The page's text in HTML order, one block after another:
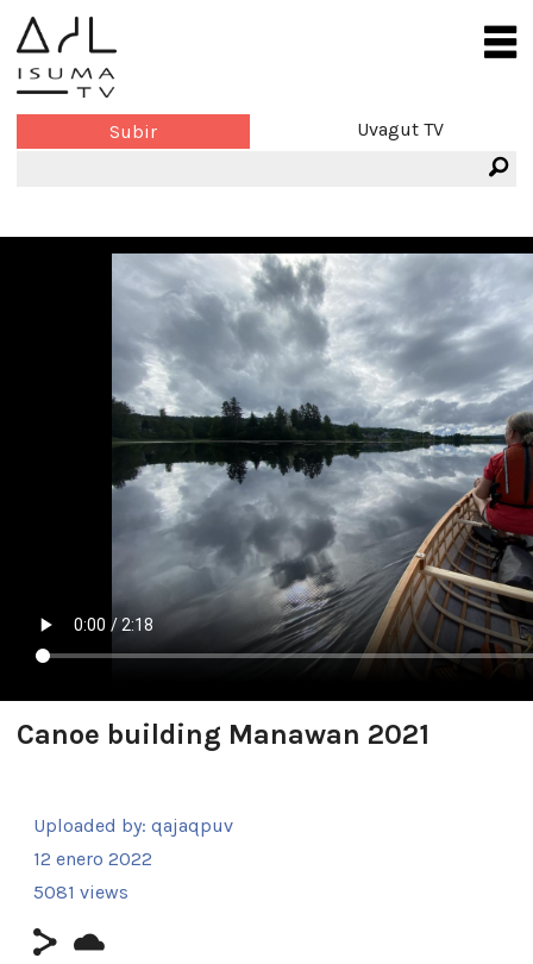
Subir Uvagut TV
Canoe building Manawan 2021
Uploaded by: qajaqpuv
12 enero 2022
5081 views